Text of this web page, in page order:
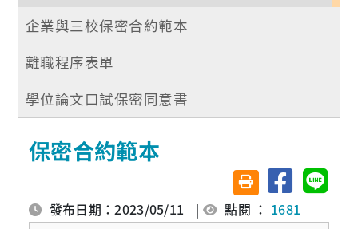
企業與三校保密合約範本
離職程序表單
學位論文口試保密同意書
保密合約範本
友善列印(另開視窗)
分享至臉書分享
發布日期：2023/05/11 | 點閱 ： 1681